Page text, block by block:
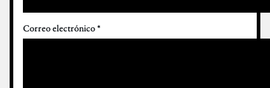
Correo electrónico*